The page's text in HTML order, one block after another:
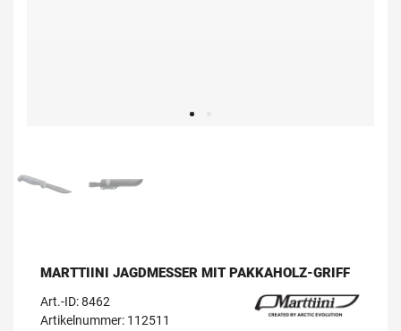
MARTTIINI JAGDMESSER MIT PAKKAHOLZ-GRIFF
Art.-ID:8462
Artikelnummer: 112511